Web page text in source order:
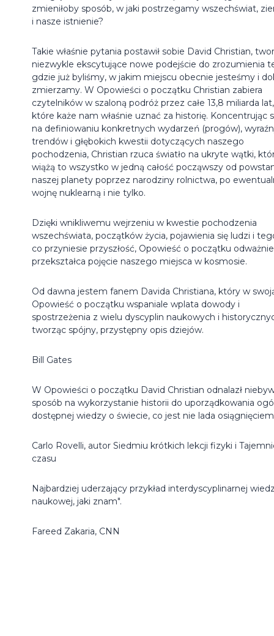
zmieniłoby sposób, w jaki postrzegamy wszechświat,
i nasze istnienie?
Takie właśnie pytania postawił sobie David Christian,
niezwykle ekscytujące nowe podejście do zrozumienia
gdzie już byliśmy, w jakim miejscu obecnie jesteśmy i
zmierzamy. W Opowieści o początku Christian zabiera
czytelników w szaloną podróż przez całe 13,8 miliarda lat,
które każe nam właśnie uznać za historię. Koncentrując
na definiowaniu konkretnych wydarzeń (progów),
trendów i głębokich kwestii dotyczących naszego
pochodzenia, Christian rzuca światło na ukryte wątki,
wiążą to wszystko w jedną całość począwszy od
naszej planety poprzez narodziny rolnictwa, po
wojnę nuklearną i nie tylko.
Dzięki wnikliwemu wejrzeniu w kwestie pochodzenia
wszechświata, początków życia, pojawienia się ludzi i
co przyniesie przyszłość, Opowieść o początku odważnie
przekształca pojęcie naszego miejsca w kosmosie.
Od dawna jestem fanem Davida Christiana, który w
Opowieść o początku wspaniale wplata dowody i
spostrzeżenia z wielu dyscyplin naukowych i
tworząc spójny, przystępny opis dziejów.
Bill Gates
W Opowieści o początku David Christian odnalazł
sposób na wykorzystanie historii do uporządkowania
dostępnej wiedzy o świecie, co jest nie lada
Carlo Rovelli, autor Siedmiu krótkich lekcji fizyki i
czasu
Najbardziej uderzający przykład interdyscyplinarnej
naukowej, jaki znam".
Fareed Zakaria, CNN